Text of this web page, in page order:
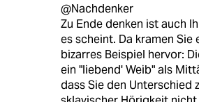
@Nachdenker
Zu Ende denken ist auch
es scheint. Da kramen Sie
bizarres Beispiel hervor:
ein "liebend' Weib" als
dass Sie den Unterschied